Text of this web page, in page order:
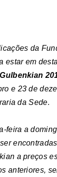
da
estar em
e 23 de
da Sede.
feira a
a preços
anteriores,